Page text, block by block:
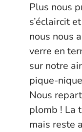
Plus nous
s’éclaircit
nous nous
verre en
sur notre
pique-
Nous
plomb ! La
mais reste